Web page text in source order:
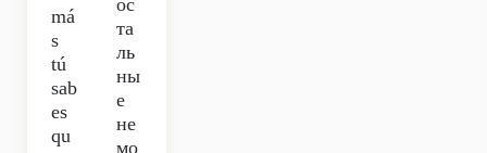
má
s
tú
sab
es
qu
ос
та
ль
ны
е
не
мо